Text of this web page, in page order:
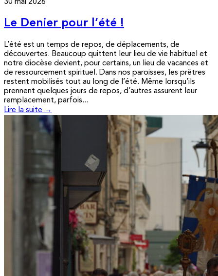
30 mai 2026
Le Denier pour l’été !
L’été est un temps de repos, de déplacements, de
découvertes. Beaucoup quittent leur lieu de vie habituel et
notre diocèse devient, pour certains, un lieu de vacances et
de ressourcement spirituel. Dans nos paroisses, les prêtres
restent mobilisés tout au long de l’été. Même lorsqu’ils
prennent quelques jours de repos, d’autres assurent leur
remplacement, parfois...
Lire la suite →